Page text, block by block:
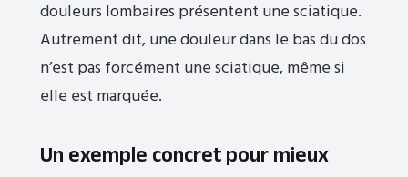
douleurs lombaires présentent une sciatique.
Autrement dit, une douleur dans le bas du dos
n’est pas forcément une sciatique, même si
elle est marquée.
Un exemple concret pour mieux